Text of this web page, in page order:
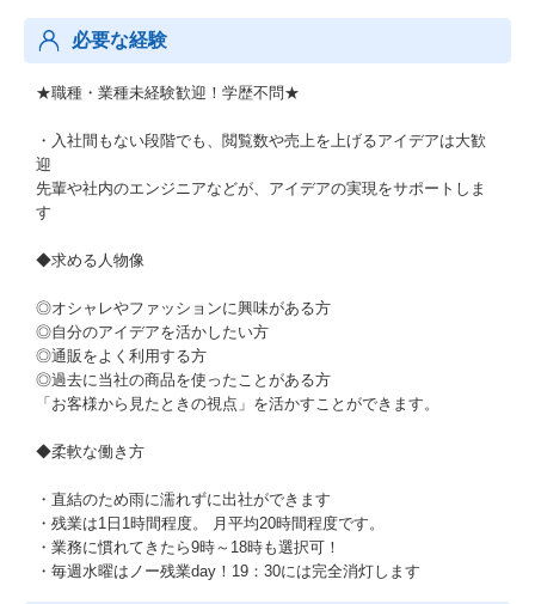
必要な経験
★職種・業種未経験歓迎！学歴不問★
・入社間もない段階でも、閲覧数や売上を上げるアイデアは大歓
迎
先輩や社内のエンジニアなどが、アイデアの実現をサポートしま
す
◆求める人物像
◎オシャレやファッションに興味がある方
◎自分のアイデアを活かしたい方
◎通販をよく利用する方
◎過去に当社の商品を使ったことがある方
「お客様から見たときの視点」を活かすことができます。
◆柔軟な働き方
・直結のため雨に濡れずに出社ができます
・残業は1日1時間程度。 月平均20時間程度です。
・業務に慣れてきたら9時～18時も選択可！
・毎週水曜はノー残業day！19：30には完全消灯します